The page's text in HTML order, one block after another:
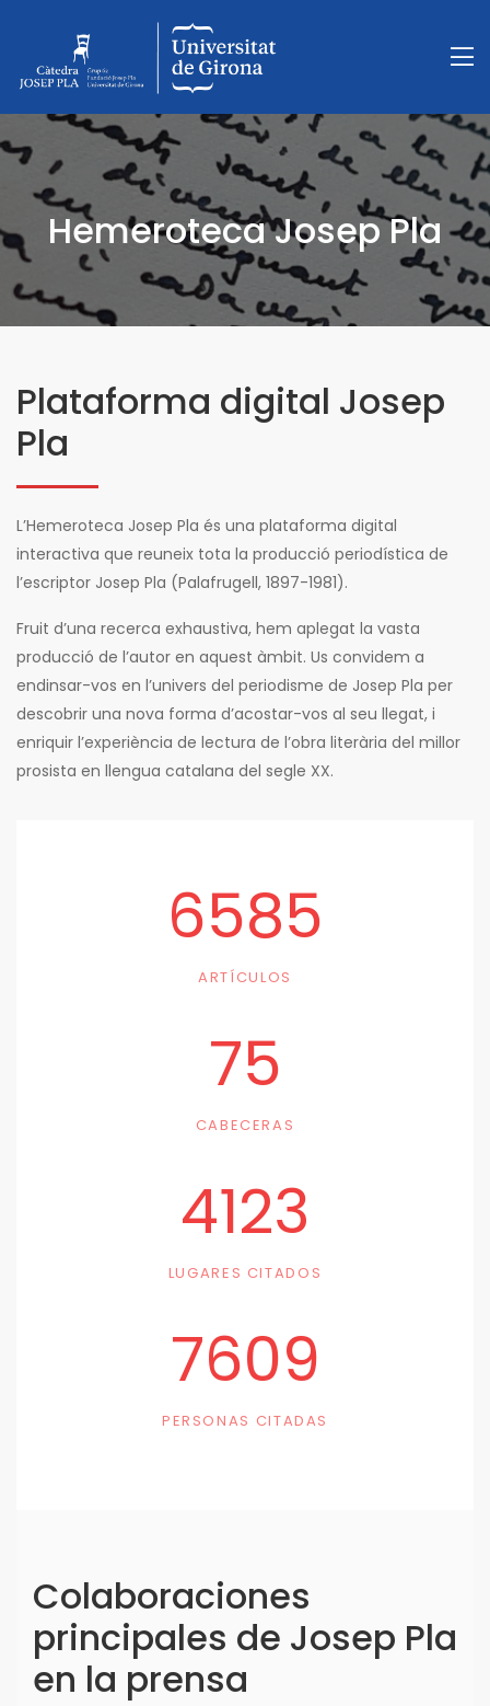
Hemeroteca Josep Pla
Plataforma digital Josep
Pla
L’Hemeroteca Josep Pla és una plataforma digital
interactiva que reuneix tota la producció periodística de
l’escriptor Josep Pla (Palafrugell, 1897-1981).
Fruit d’una recerca exhaustiva, hem aplegat la vasta
producció de l’autor en aquest àmbit. Us convidem a
endinsar-vos en l’univers del periodisme de Josep Pla per
descobrir una nova forma d’acostar-vos al seu llegat, i
enriquir l’experiència de lectura de l’obra literària del millor
prosista en llengua catalana del segle XX.
6585
ARTÍCULOS
75
CABECERAS
4123
LUGARES CITADOS
7609
PERSONAS CITADAS
Colaboraciones
principales de Josep Pla
en la prensa